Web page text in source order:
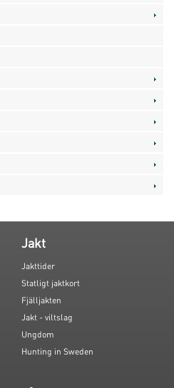
Jakt
Jakttider
Statligt jaktkort
Fjälljakten
Jakt - viltslag
Ungdom
Hunting in Sweden